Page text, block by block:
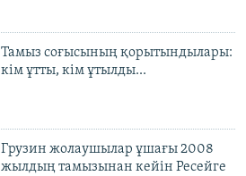
Тамыз соғысының қорытындылары:
кім ұтты, кім ұтылды...
Грузин жолаушылар ұшағы 2008
жылдың тамызынан кейін Ресейге